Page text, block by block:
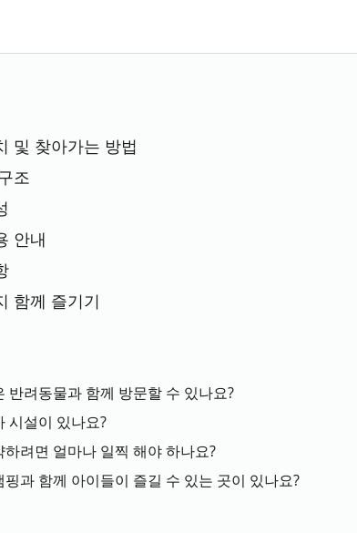
및 찾아가는 방법
조
안내
함께 즐기기
반려동물과 함께 방문할 수 있나요?
시설이 있나요?
하려면 얼마나 일찍 해야 하나요?
핑과 함께 아이들이 즐길 수 있는 곳이 있나요?